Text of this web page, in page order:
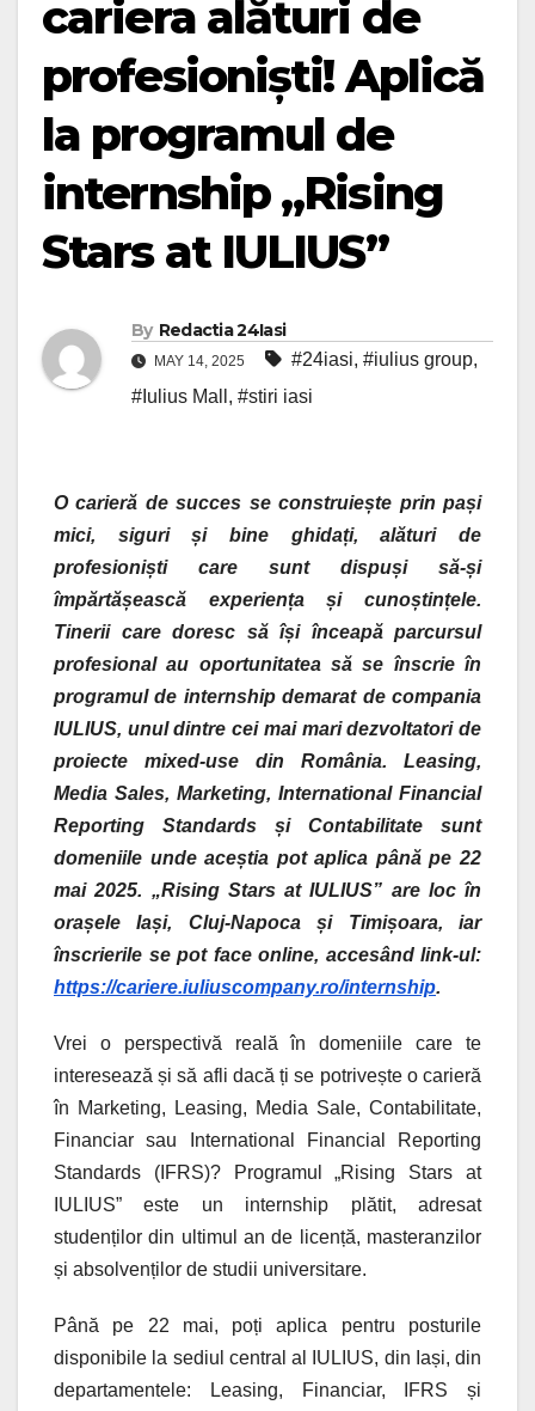
cariera alături de
profesioniști! Aplică
la programul de
internship „Rising
Stars at IULIUS”
By Redactia 24Iasi
MAY 14, 2025 #24iasi, #iulius group,
#Iulius Mall , #stiri iasi
O carieră de succes se construiește prin pași
mici, siguri și bine ghidați, alături de
profesioniști care sunt dispuși să-și
împărtășească experiența și cunoștințele.
Tinerii care doresc să își înceapă parcursul
profesional au oportunitatea să se înscrie în
programul de internship demarat de compania
IULIUS, unul dintre cei mai mari dezvoltatori de
proiecte mixed-use din România. Leasing,
Media Sales, Marketing, International Financial
Reporting Standards și Contabilitate sunt
domeniile unde aceștia pot aplica până pe 22
mai 2025. „Rising Stars at IULIUS” are loc în
orașele Iași, Cluj-Napoca și Timișoara, iar
înscrierile se pot face online, accesând link-ul:
https://cariere.iuliuscompany.ro/internship.
Vrei o perspectivă reală în domeniile care te
interesează și să afli dacă ți se potrivește o carieră
în Marketing, Leasing, Media Sale, Contabilitate,
Financiar sau International Financial Reporting
Standards (IFRS)? Programul „Rising Stars at
IULIUS” este un internship plătit, adresat
studenților din ultimul an de licență, masteranzilor
și absolvenților de studii universitare.
Până pe 22 mai, poți aplica pentru posturile
disponibile la sediul central al IULIUS, din Iași, din
departamentele: Leasing, Financiar, IFRS și